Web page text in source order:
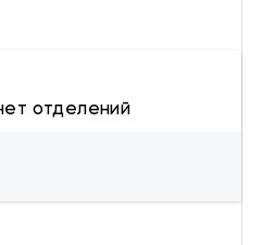
отделений